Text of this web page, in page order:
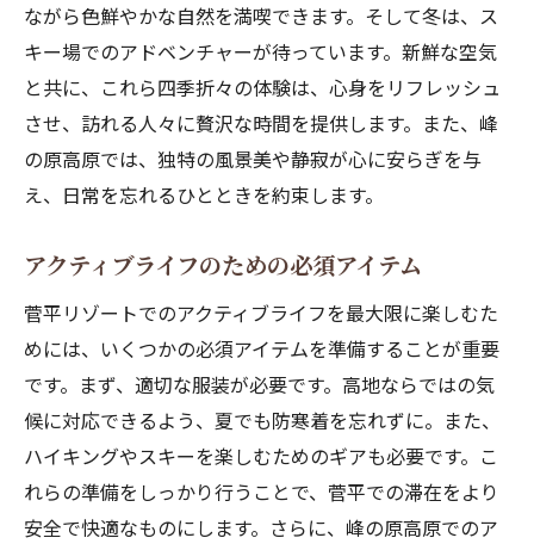
ながら色鮮やかな自然を満喫できます。そして冬は、ス
キー場でのアドベンチャーが待っています。新鮮な空気
と共に、これら四季折々の体験は、心身をリフレッシュ
させ、訪れる人々に贅沢な時間を提供します。また、峰
の原高原では、独特の風景美や静寂が心に安らぎを与
え、日常を忘れるひとときを約束します。
アクティブライフのための必須アイテム
菅平リゾートでのアクティブライフを最大限に楽しむた
めには、いくつかの必須アイテムを準備することが重要
です。まず、適切な服装が必要です。高地ならではの気
候に対応できるよう、夏でも防寒着を忘れずに。また、
ハイキングやスキーを楽しむためのギアも必要です。こ
れらの準備をしっかり行うことで、菅平での滞在をより
安全で快適なものにします。さらに、峰の原高原でのア